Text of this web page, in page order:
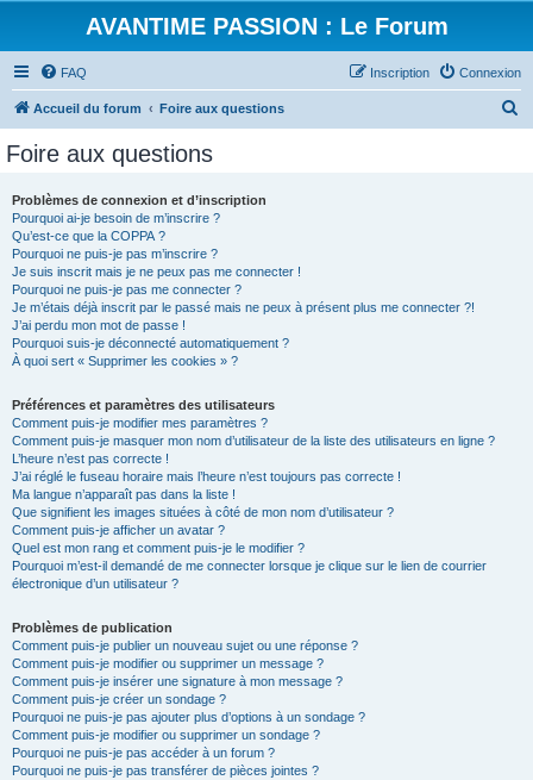
AVANTIME PASSION : Le Forum
FAQ Connexion
Inscription
Accueil du forum Foire aux questions
Foire aux questions
Problèmes de connexion et d’inscription
Pourquoi ai-je besoin de m’inscrire ?
Qu’est-ce que la COPPA ?
Pourquoi ne puis-je pas m’inscrire ?
Je suis inscrit mais je ne peux pas me connecter !
Pourquoi ne puis-je pas me connecter ?
Je m’étais déjà inscrit par le passé mais ne peux à présent plus me connecter ?!
J’ai perdu mon mot de passe !
Pourquoi suis-je déconnecté automatiquement ?
À quoi sert « Supprimer les cookies » ?
Préférences et paramètres des utilisateurs
Comment puis-je modifier mes paramètres ?
Comment puis-je masquer mon nom d’utilisateur de la liste des utilisateurs en ligne ?
L’heure n’est pas correcte !
J’ai réglé le fuseau horaire mais l’heure n’est toujours pas correcte !
Ma langue n’apparaît pas dans la liste !
Que signifient les images situées à côté de mon nom d’utilisateur ?
Comment puis-je afficher un avatar ?
Quel est mon rang et comment puis-je le modifier ?
Pourquoi m’est-il demandé de me connecter lorsque je clique sur le lien de courrier
électronique d’un utilisateur ?
Problèmes de publication
Comment puis-je publier un nouveau sujet ou une réponse ?
Comment puis-je modifier ou supprimer un message ?
Comment puis-je insérer une signature à mon message ?
Comment puis-je créer un sondage ?
Pourquoi ne puis-je pas ajouter plus d’options à un sondage ?
Comment puis-je modifier ou supprimer un sondage ?
Pourquoi ne puis-je pas accéder à un forum ?
Pourquoi ne puis-je pas transférer de pièces jointes ?